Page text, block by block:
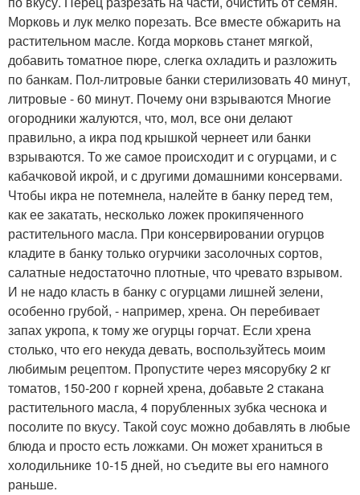
Морковь и лук мелко порезать. Все вместе обжарить на
растительном масле. Когда морковь станет мягкой,
добавить томатное пюре, слегка охладить и разложить
по банкам. Пол-литровые банки стерилизовать 40 минут,
литровые - 60 минут. Почему они взрываются Многие
огородники жалуются, что, мол, все они делают
правильно, а икра под крышкой чернеет или банки
взрываются. То же самое происходит и с огурцами, и с
кабачковой икрой, и с другими домашними консервами.
Чтобы икра не потемнела, налейте в банку перед тем,
как ее закатать, несколько ложек прокипяченного
растительного масла. При консервировании огурцов
кладите в банку только огурчики засолочных сортов,
салатные недостаточно плотные, что чревато взрывом.
И не надо класть в банку с огурцами лишней зелени,
особенно грубой, - например, хрена. Он перебивает
запах укропа, к тому же огурцы горчат. Если хрена
столько, что его некуда девать, воспользуйтесь моим
любимым рецептом. Пропустите через мясорубку 2 кг
томатов, 150-200 г корней хрена, добавьте 2 стакана
растительного масла, 4 порубленных зубка чеснока и
посолите по вкусу. Такой соус можно добавлять в любые
блюда и просто есть ложками. Он может храниться в
холодильнике 10-15 дней, но съедите вы его намного
раньше.